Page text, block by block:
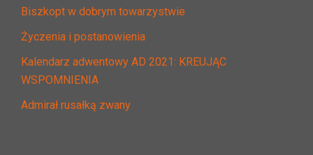
Biszkopt w dobrym towarzystwie
Życzenia i postanowienia
Kalendarz adwentowy AD 2021: KREUJĄC
WSPOMNIENIA
Admirał rusałką zwany